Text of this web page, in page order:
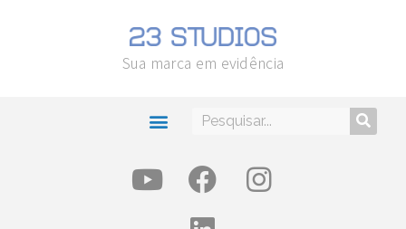
Sua marca em evidência